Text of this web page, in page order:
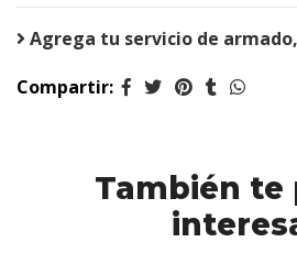
Agrega tu servicio de
Compartir:
También te